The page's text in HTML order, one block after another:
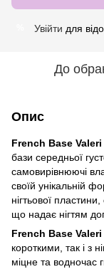
Увійти для
До
Опис
French Base Valeri
бази середньої
самовирівнюючі
своїй унікальній
нігтьової
що надає нігтям
French Base Valeri
короткими, так і з
міцне та водночас